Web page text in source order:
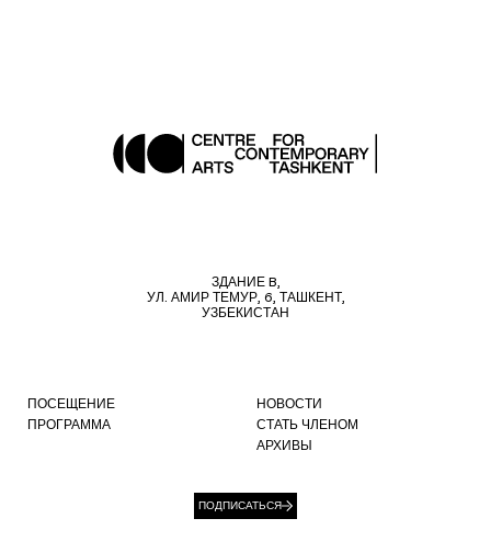
ЗДАНИЕ B,
УЛ. АМИР ТЕМУР, 6, ТАШКЕНТ,
УЗБЕКИСТАН
ПОСЕЩЕНИЕ
ПРОГРАММА
НОВОСТИ
СТАТЬ ЧЛЕНОМ
АРХИВЫ
ПОДПИСАТЬСЯ